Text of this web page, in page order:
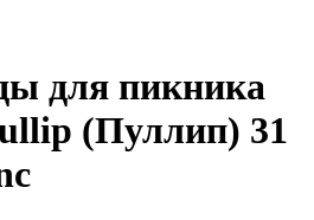
для пикника
(Пуллип) 31